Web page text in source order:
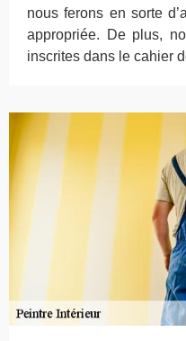
nous ferons en sorte
appropriée. De plus,
inscrites dans le cahier